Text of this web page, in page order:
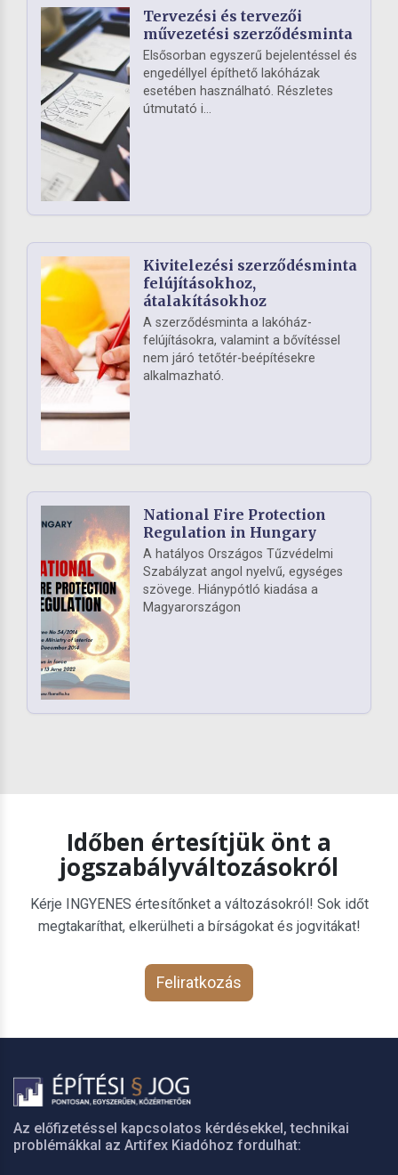
Tervezési és tervezői
művezetési szerződésminta
Elsősorban egyszerű bejelentéssel és
engedéllyel építhető lakóházak
esetében használható. Részletes
útmutató i...
Kivitelezési szerződésminta
felújításokhoz,
átalakításokhoz
A szerződésminta a lakóház-
felújításokra, valamint a bővítéssel
nem járó tetőtér-beépítésekre
alkalmazható.
National Fire Protection
Regulation in Hungary
A hatályos Országos Tűzvédelmi
Szabályzat angol nyelvű, egységes
szövege. Hiánypótló kiadása a
Magyarországon
Időben értesítjük önt a
jogszabályváltozásokról
Kérje INGYENES értesítőnket a változásokról! Sok időt
megtakaríthat, elkerülheti a bírságokat és jogvitákat!
Feliratkozás
Az előfizetéssel kapcsolatos kérdésekkel, technikai
problémákkal az Artifex Kiadóhoz fordulhat: